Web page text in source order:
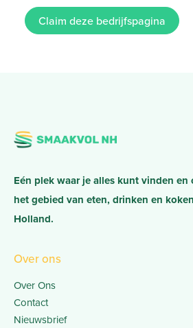
Claim deze bedrijfspagina
Eén plek waar je alles kunt vinden
het gebied van eten, drinken en
Holland.
Over ons
Over Ons
Contact
Nieuwsbrief